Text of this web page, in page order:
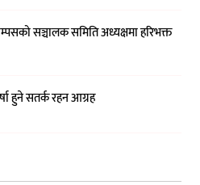
सञ्चालक समिति अध्यक्षमा हरिभक्त
हुने सतर्क रहन आग्रह